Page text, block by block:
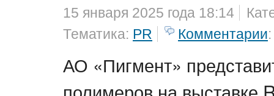
15 января 2025 года 18:14
Тематика: PR Комментарии
АО «Пигмент»